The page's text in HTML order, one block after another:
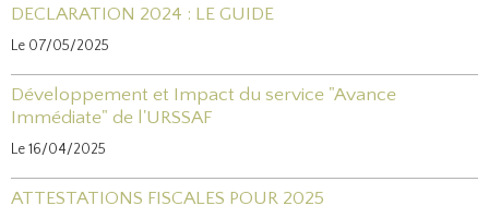
DECLARATION 2024 : LE GUIDE
Le 07/05/2025
Développement et Impact du service "Avance
Immédiate" de l'URSSAF
Le 16/04/2025
ATTESTATIONS FISCALES POUR 2025